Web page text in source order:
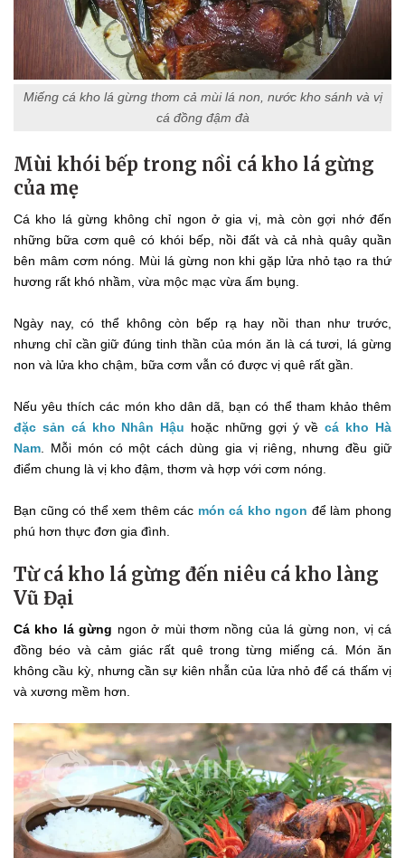
Miếng cá kho lá gừng thơm cả mùi lá non, nước kho sánh và vị
cá đồng đậm đà
Mùi khói bếp trong nồi cá kho lá gừng
của mẹ
Cá kho lá gừng không chỉ ngon ở gia vị, mà còn gợi nhớ đến
những bữa cơm quê có khói bếp, nồi đất và cả nhà quây quần
bên mâm cơm nóng. Mùi lá gừng non khi gặp lửa nhỏ tạo ra thứ
hương rất khó nhầm, vừa mộc mạc vừa ấm bụng.
Ngày nay, có thể không còn bếp rạ hay nồi than như trước,
nhưng chỉ cần giữ đúng tinh thần của món ăn là cá tươi, lá gừng
non và lửa kho chậm, bữa cơm vẫn có được vị quê rất gần.
Nếu yêu thích các món kho dân dã, bạn có thể tham khảo thêm
đặc sản cá kho Nhân Hậu hoặc những gợi ý vềcá kho Hà
Nam . Mỗi món có một cách dùng gia vị riêng, nhưng đều giữ
điểm chung là vị kho đậm, thơm và hợp với cơm nóng.
Bạn cũng có thể xem thêm các món cá kho ngon để làm phong
phú hơn thực đơn gia đình.
Từ cá kho lá gừng đến niêu cá kho làng
Vũ Đại
Cá kho lá gừng ngon ở mùi thơm nồng của lá gừng non, vị cá
đồng béo và cảm giác rất quê trong từng miếng cá. Món ăn
không cầu kỳ, nhưng cần sự kiên nhẫn của lửa nhỏ để cá thấm vị
và xương mềm hơn.